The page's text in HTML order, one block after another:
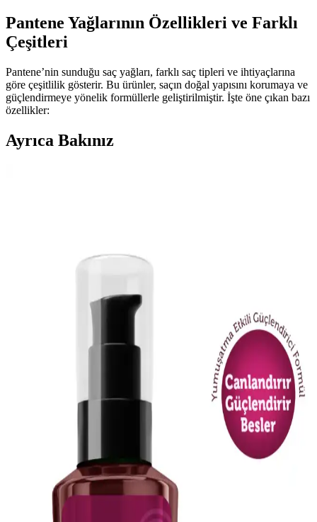
Pantene Yağlarının Özellikleri ve Farklı
Çeşitleri
Pantene’nin sunduğu saç yağları, farklı saç tipleri ve ihtiyaçlarına
göre çeşitlilik gösterir. Bu ürünler, saçın doğal yapısını korumaya ve
güçlendirmeye yönelik formüllerle geliştirilmiştir. İşte öne çıkan bazı
özellikler:
Ayrıca Bakınız
tipleriyle uyum sağlar, saç derisini rahatlatır ve günlük bakımda
pratik kullanım sunar.
Color Naturel 5.5 Koyu Akaju Saç Boyası Türkiye
Üretimi Kalıcı ve Doğal Tonlar
Color Naturel 5.5 Koyu Akaju, Türkiye üretimi, kalıcı ve yüksek
kapama özelliğiyle öne çıkan krem formunda saç boyasıdır. Doğal
içerikleriyle saçlara parlaklık ve sağlık kazandırır.
Dermokil Kil, Argan ve Bitkisel Keratan İçeren Saç
Maskesi: Doğal ve Güçlendirici Bakım Çözümü
Doğal içeriklerle formüle edilen Dermokil Kil, Argan ve Bitkisel
Keratan saç maskesi, tüm saç tiplerine uygun olup, saçlara güç,
parlaklık ve yumuşaklık sağlar, düzenli kullanımda saç sağlığını
L'Oréal Professionnel Absolut Repair Maske
Yıpranmış Saçlar İçin Yoğun Onarım Sağlar